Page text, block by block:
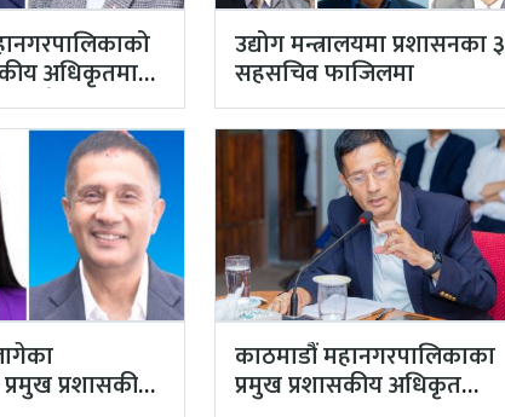
अधिकृतमा
केसी
‘आउट’
उद्योग मन्त्रालयमा प्रशासनका ३
सहसचिव फाजिलमा
प्रशासकीय
काठमाडौं महानगरपालिकाका
प्रमुख प्रशासकीय अधिकृत